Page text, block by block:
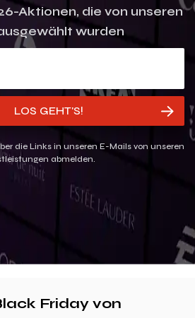
Aktionen, die von unseren
wurden
LOS GEHT'S!
die Links in unseren E-Mails von unseren
abmelden.
Friday von